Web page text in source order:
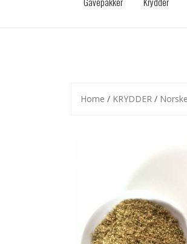
Home / KRYDDER /